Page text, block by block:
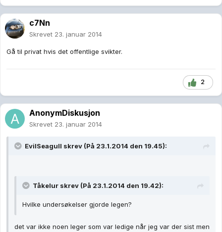
c7Nn
Skrevet 23. januar 2014
Gå til privat hvis det offentlige svikter.
2
AnonymDiskusjon
Skrevet 23. januar 2014
EvilSeagull skrev (På 23.1.2014 den 19.45):
Tåkelur skrev (På 23.1.2014 den 19.42):
Hvilke undersøkelser gjorde legen?
det var ikke noen leger som var ledige når jeg var der sist men